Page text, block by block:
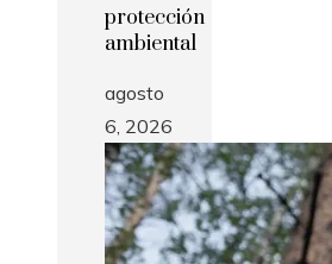
protección
ambiental
agosto
6, 2026